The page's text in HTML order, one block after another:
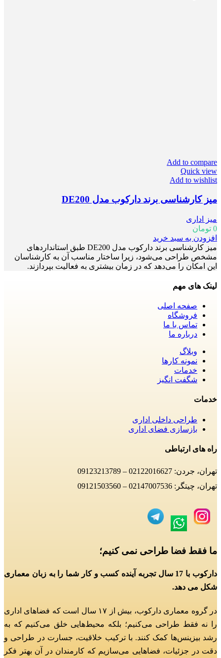
Add to compare
Quick view
Add to wishlist
میز کارشناسی برند دارکوب مدل DE200
میز اداری
0 تومان
افزودن به سبد خرید
میز کارشناسی برند دارکوب مدل DE200 طبق استانداردهای
مشخص طراحی می‌شود، زیرا ساختار مناسب آن‌ به کارشناسان
این امکان را می‌دهد که در زمان بیشتری به فعالیت بپردازند.
لینک های مهم
صفحه اصلی
فروشگاه
تماس با ما
درباره ما
وبلاگ
نمونه کارها
خدمات
شگفت انگیز
خدمات
طراحی داخلی اداری
بازسازی فضای اداری
راه های ارتباطی
تهران، جردن: 02122016627 – 09123213789
تهران، چیتگر: 02147007536 – 09121503560
ما فقط فضا طراحی نمی کنیم؛
دارکوب با 17 سال تجربه آینده کسب و کار شما را به زبان معماری
شکل می دهد.
در گروه معماری دارکوب، بیش از ۱۷ سال است که فضاهای اداری
را نه فقط طراحی می‌کنیم؛ بلکه محیط‌هایی خلق می‌کنیم که به
رشد بیزینس‌ها کمک کنند. با ترکیب خلاقیت، جسارت در طراحی و
دقت در جزئیات، فضاهایی می‌سازیم که کارمندان در آن بهتر فکر